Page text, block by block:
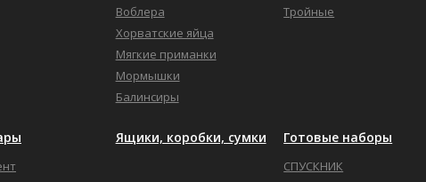
Воблера
Хорватские яйца
Мягкие приманки
Мормышки
Балинсиры
Тройные
Ящики, коробки, сумки Готовые наборы
СПУСКНИК